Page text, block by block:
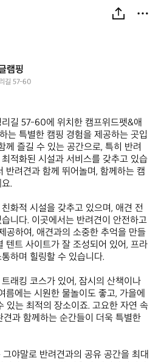
램핑
길 57-60
길 57-60에 위치한 캠프위드펫&애
는 특별한 캠핑 경험을 제공하는 곳입
께 즐길 수 있는 공간으로, 특히 반려
적화된 시설과 서비스를 갖추고 있습
반려견과 함께 뛰어놀며, 함께하는 캠
.
화적 시설을 갖추고 있으며, 애견 전
니다. 이곳에서는 반려견이 안전하고
공하여, 애견과의 소중한 추억을 만들
텐트 사이트가 잘 조성되어 있어, 프라
하며 힐링할 수 있습니다.
래킹 코스가 있어, 잠시의 산책이나
름에는 시원한 물놀이도 좋고, 가을에
있는 최적의 장소이죠. 고요한 자연 속
견과 함께하는 순간들이 더욱 특별한
야말로 반려견과의 공유 공간을 최대